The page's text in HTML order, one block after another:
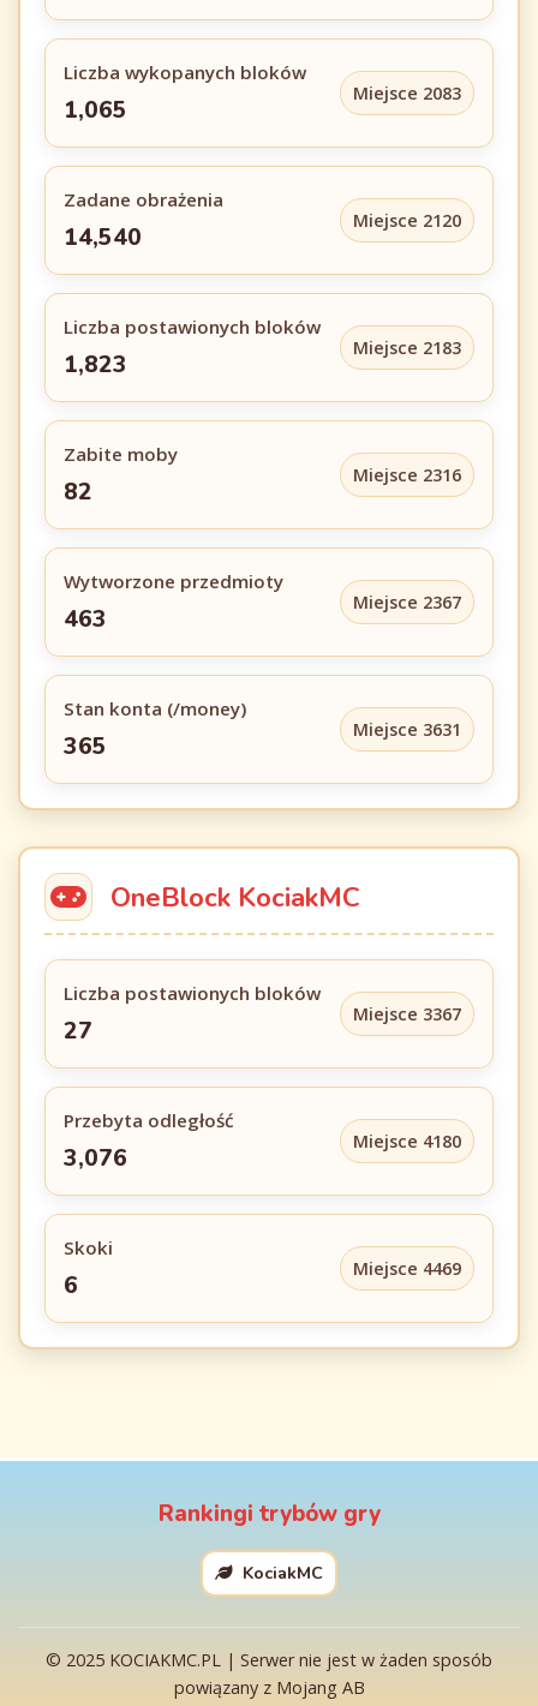
Liczba wykopanych bloków
1,065
Miejsce 2083
Zadane obrażenia
14,540
Miejsce 2120
Liczba postawionych bloków
1,823
Miejsce 2183
Zabite moby
82
Miejsce 2316
Wytworzone przedmioty
463
Miejsce 2367
Stan konta (/money)
365
Miejsce 3631
OneBlock KociakMC
Liczba postawionych bloków
27
Miejsce 3367
Przebyta odległość
3,076
Miejsce 4180
Skoki
6
Miejsce 4469
Rankingi trybów gry
KociakMC
© 2025 KOCIAKMC.PL | Serwer nie jest w żaden sposób
powiązany z Mojang AB